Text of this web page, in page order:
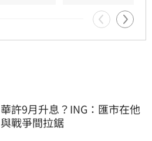
華許9月升息？ING：匯市在他
與戰爭間拉鋸